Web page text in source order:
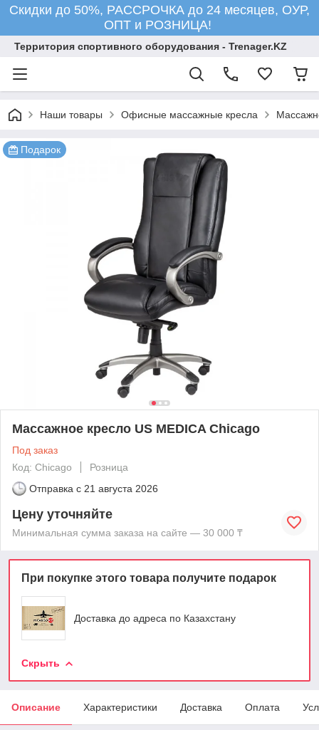
Скидки до 50%, РАССРОЧКА до 24 месяцев, ОУР,
ОПТ и РОЗНИЦА!
Территория спортивного оборудования - Trenager.KZ
Наши товары Офисные массажные кресла
Подарок
Массажное кресло US MEDICA Chicago
Под заказ
Код: Chicago
Розница
Отправка с 21 августа 2026
Цену уточняйте
Минимальная сумма заказа на сайте — 30 000 ₸
При покупке этого товара получите подарок
Доставка до адреса по Казахстану
Скрыть
Описание Характеристики Доставка Оплата